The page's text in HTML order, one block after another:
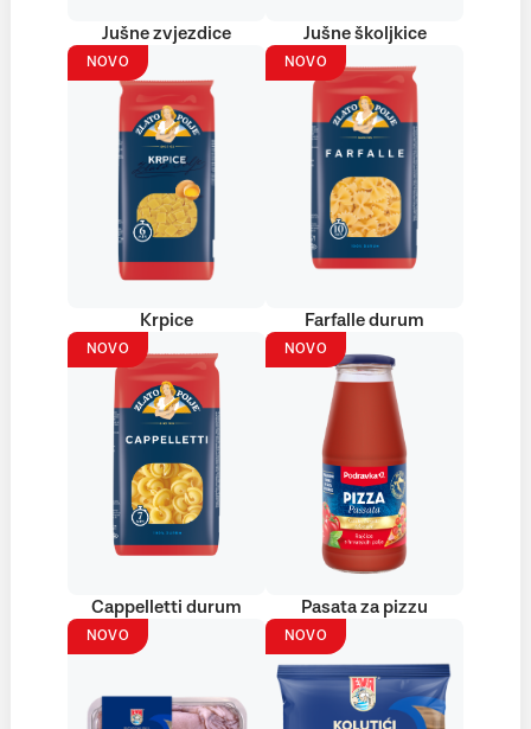
Jušne zvjezdice Jušne školjkice
NOVO
Krpice
NOVO
Farfalle durum
NOVO
Cappelletti durum
NOVO
Pasata za pizzu
NOVO NOVO